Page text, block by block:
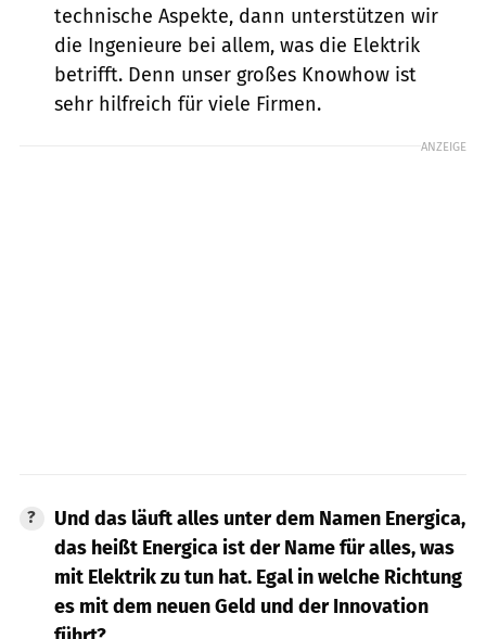
technische Aspekte, dann unterstützen wir
die Ingenieure bei allem, was die Elektrik
betrifft. Denn unser großes Knowhow ist
sehr hilfreich für viele Firmen.
ANZEIGE
Und das läuft alles unter dem Namen Energica,
das heißt Energica ist der Name für alles, was
mit Elektrik zu tun hat. Egal in welche Richtung
es mit dem neuen Geld und der Innovation